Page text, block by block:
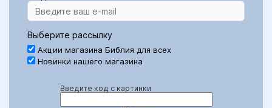
Выберите рассылку
Акции магазина Библия для всех
Новинки нашего магазина
Введите код с картинки